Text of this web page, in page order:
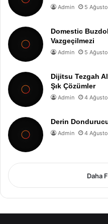
Admin 5
Domestic
Vazgeçilmezi
Admin 5
Dijitsu Tezgah
Şık Çözümler
Admin 4
Derin
Admin 4
Daha